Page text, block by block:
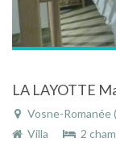
Vosne-Romanée (8
Villa
2